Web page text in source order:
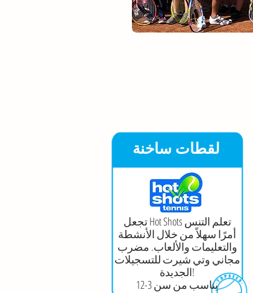
لقطات ساخنة
تجعل Hot Shots تعلم التنس
أمرًا سهلاً من خلال الأنشطة
والتعليمات والألعاب. مضرب
مجاني وتي شيرت للتسجيلات
الجديدة!
يناسب من سن 3-12